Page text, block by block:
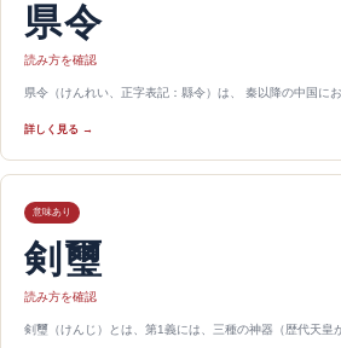
県令
読み方を確認
県令（けんれい、正字表記：縣令）は、 秦以降の中国に
詳しく見る →
意味あり
剣璽
読み方を確認
剣璽（けんじ）とは、第1義には、三種の神器（歴代天皇